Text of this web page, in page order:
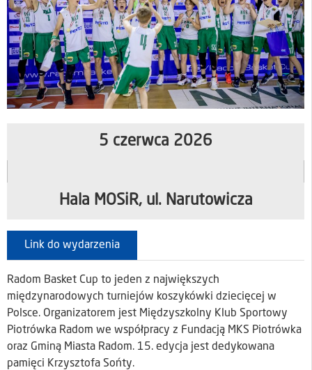
5 czerwca 2026
Hala MOSiR, ul. Narutowicza
Link do wydarzenia
Radom Basket Cup to jeden z największych
międzynarodowych turniejów koszykówki dziecięcej w
Polsce. Organizatorem jest Międzyszkolny Klub Sportowy
Piotrówka Radom we współpracy z Fundacją MKS Piotrówka
oraz Gminą Miasta Radom. 15. edycja jest dedykowana
pamięci Krzysztofa Sońty.